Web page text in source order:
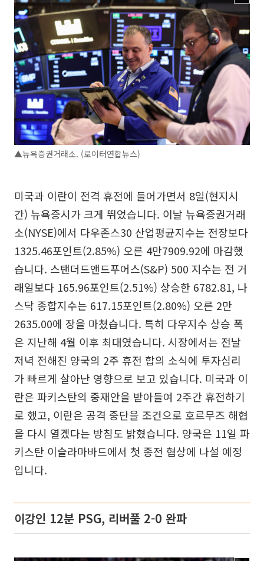
▲뉴욕증권거래소. (로이터연합뉴스)
미국과 이란이 전격 휴전에 들어가면서 8일(현지시
간) 뉴욕증시가 크게 뛰었습니다. 이날 뉴욕증권거래
소(NYSE)에서 다우존스30 산업평균지수는 전장보다
1325.46포인트(2.85%) 오른 4만7909.92에 마감했
습니다. 스탠더드앤드푸어스(S&P) 500 지수는 전 거
래일보다 165.96포인트(2.51%) 상승한 6782.81, 나
스닥 종합지수는 617.15포인트(2.80%) 오른 2만
2635.00에 장을 마쳤습니다. 특히 다우지수 상승 폭
은 지난해 4월 이후 최대였습니다. 시장에서는 전날
저녁 전해진 양국의 2주 휴전 합의 소식에 투자심리
가 빠르게 살아난 영향으로 보고 있습니다. 미국과 이
란은 파키스탄의 중재안을 받아들여 2주간 휴전하기
로 했고, 이란은 공격 중단을 조건으로 호르무즈 해협
을 다시 열겠다는 방침도 밝혔습니다. 양국은 11일 파
키스탄 이슬라마바드에서 첫 종전 협상에 나설 예정
입니다.
이강인 12분 PSG, 리버풀 2-0 완파